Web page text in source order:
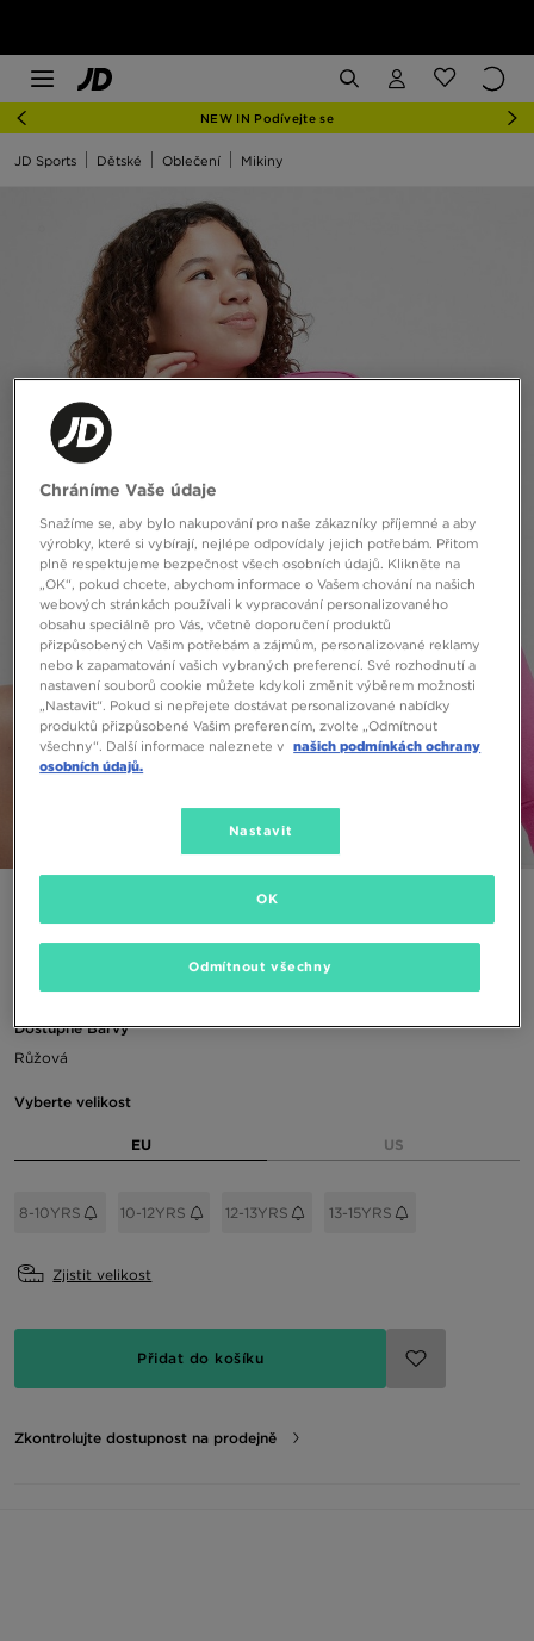
NEW IN Podívejte se
JD Sports Dětské Oblečení Mikiny
NIKE MIKINA G NSW CLUB FLC BF CREW
Dostupné Barvy
Růžová
Vyberte velikost
EU US
8-10YRS 10-12YRS 12-13YRS 13-15YRS
Zjistit velikost
Přidat do košíku
Zkontrolujte dostupnost na prodejně
Chráníme Vaše údaje
Snažíme se, aby bylo nakupování pro naše zákazníky příjemné a aby
výrobky, které si vybírají, nejlépe odpovídaly jejich potřebám. Přitom
plně respektujeme bezpečnost všech osobních údajů. Klikněte na
„OK“, pokud chcete, abychom informace o Vašem chování na našich
webových stránkách používali k vypracování personalizovaného
obsahu speciálně pro Vás, včetně doporučení produktů
přizpůsobených Vašim potřebám a zájmům, personalizované reklamy
nebo k zapamatování vašich vybraných preferencí. Své rozhodnutí a
nastavení souborů cookie můžete kdykoli změnit výběrem možnosti
„Nastavit“. Pokud si nepřejete dostávat personalizované nabídky
produktů přizpůsobené Vašim preferencím, zvolte „Odmítnout
všechny“. Další informace naleznete v našich podmínkách ochrany
osobních údajů.
Nastavit
Odmítnout všechny
OK